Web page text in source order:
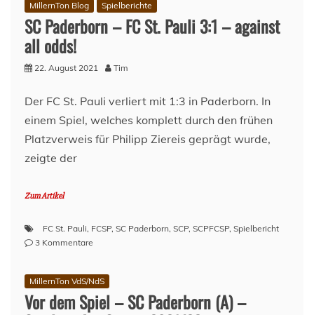
MillernTon Blog Spielberichte
SC Paderborn – FC St. Pauli 3:1 – against
all odds!
22. August 2021 Tim
Der FC St. Pauli verliert mit 1:3 in Paderborn. In
einem Spiel, welches komplett durch den frühen
Platzverweis für Philipp Ziereis geprägt wurde,
zeigte der
Zum Artikel
FC St. Pauli, FCSP, SC Paderborn, SCP, SCPFCSP, Spielbericht
3 Kommentare
–
FC
St.
MillernTon VdS/NdS
Vor dem Spiel – SC Paderborn (A) –